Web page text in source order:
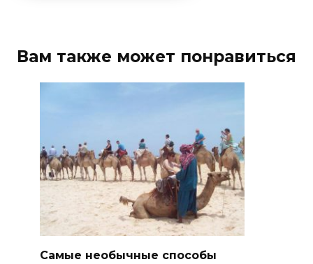
Вам также может понравиться
Самые необычные способы